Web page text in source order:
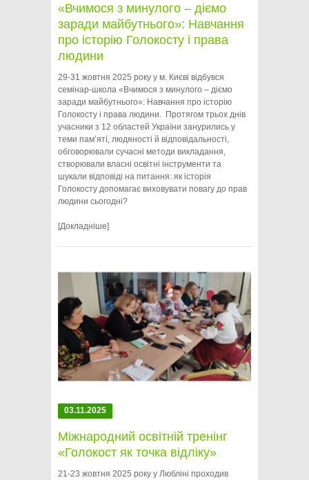
«Вчимося з минулого – діємо
заради майбутнього»: Навчання
про історію Голокосту і права
людини
29-31 жовтня 2025 року у м. Києві відбувся
семінар-школа «Вчимося з минулого – діємо
заради майбутнього»: Навчання про історію
Голокосту і права людини. Протягом трьох днів
учасники з 12 областей України занурились у
теми пам’яті, людяності й відповідальності,
обговорювали сучасні методи викладання,
створювали власні освітні інструменти та
шукали відповіді на питання: як історія
Голокосту допомагає виховувати повагу до прав
людини сьогодні?
[Докладніше]
03.11.2025
Міжнародний освітній тренінг
«Голокост як точка відліку»
21-23 жовтня 2025 року у Любліні проходив